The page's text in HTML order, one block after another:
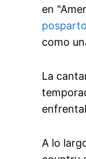
en
posparto
como
La
A lo